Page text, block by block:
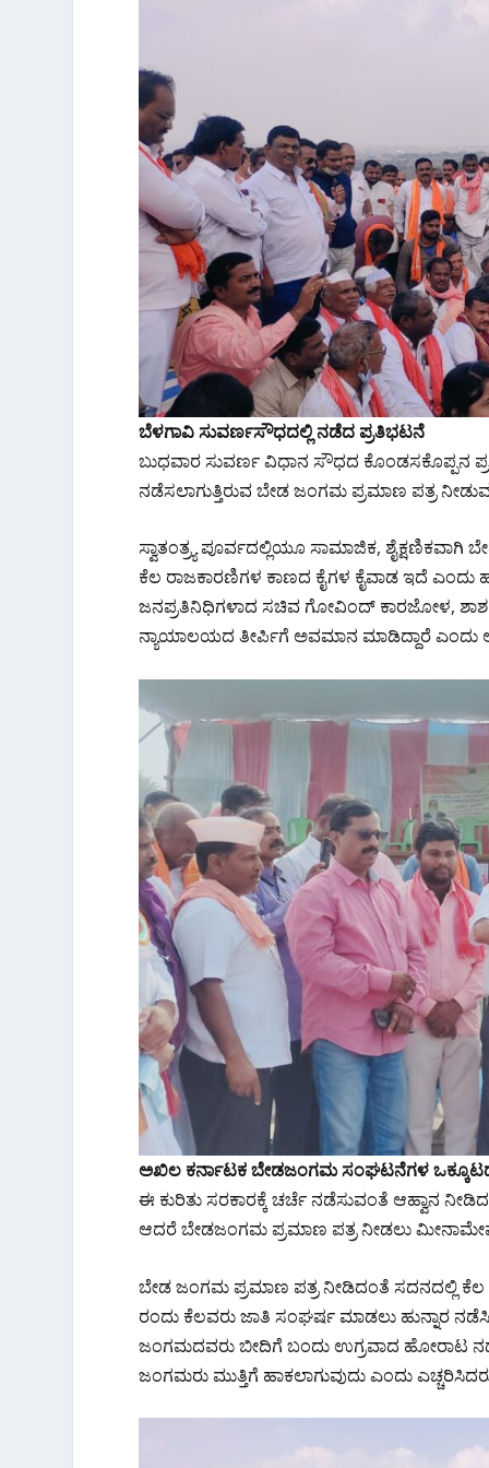
ಬೆಳಗಾವಿ ಸುವರ್ಣಸೌಧದಲ್ಲಿ ನಡೆದ ಪ್ರತಿಭಟನೆ
ಬುಧವಾರ ಸುವರ್ಣ ವಿಧಾನ‌ ಸೌಧದ ಕೊಂಡಸಕೊಪ್ಪನ
ನಡೆಸಲಾಗುತ್ತಿರುವ ಬೇಡ ಜಂಗಮ ಪ್ರಮಾಣ ಪತ್ರ
ಸ್ವಾತಂತ್ರ್ಯ ಪೂರ್ವದಲ್ಲಿಯೂ ಸಾಮಾಜಿಕ,
ಕೆಲ ರಾಜಕಾರಣಿಗಳ ಕಾಣದ ಕೈಗಳ ಕೈವಾಡ ಇದೆ
ಜನಪ್ರತಿನಿಧಿಗಳಾದ ಸಚಿವ ಗೋವಿಂದ್ ಕಾರಜೋಳ,
ನ್ಯಾಯಾಲಯದ ತೀರ್ಪಿಗೆ ಅವಮಾನ ಮಾಡಿದ್ದಾರೆ ಎಂದು
ಅಖಿಲ ಕರ್ನಾಟಕ ಬೇಡಜಂಗಮ ಸಂಘಟನೆಗಳ ಒಕ್ಕೂಟದ
ಈ ಕುರಿತು ಸರಕಾರಕ್ಕೆ ಚರ್ಚೆ ನಡೆಸುವಂತೆ ಆಹ್ವಾನ
ಆದರೆ ಬೇಡಜಂಗಮ ಪ್ರಮಾಣ ಪತ್ರ ನೀಡಲು
ಬೇಡ ಜಂಗಮ ಪ್ರಮಾಣ ಪತ್ರ ನೀಡಿದಂತೆ ಸದನದಲ್ಲಿ ಕೆಲ
ರಂದು ಕೆಲವರು ಜಾತಿ ಸಂಘರ್ಷ ಮಾಡಲು ಹುನ್ನಾರ
ಜಂಗಮದವರು ಬೀದಿಗೆ ಬಂದು ಉಗ್ರವಾದ ಹೋರಾಟ
ಜಂಗಮರು ಮುತ್ತಿಗೆ ಹಾಕಲಾಗುವುದು ಎಂದು